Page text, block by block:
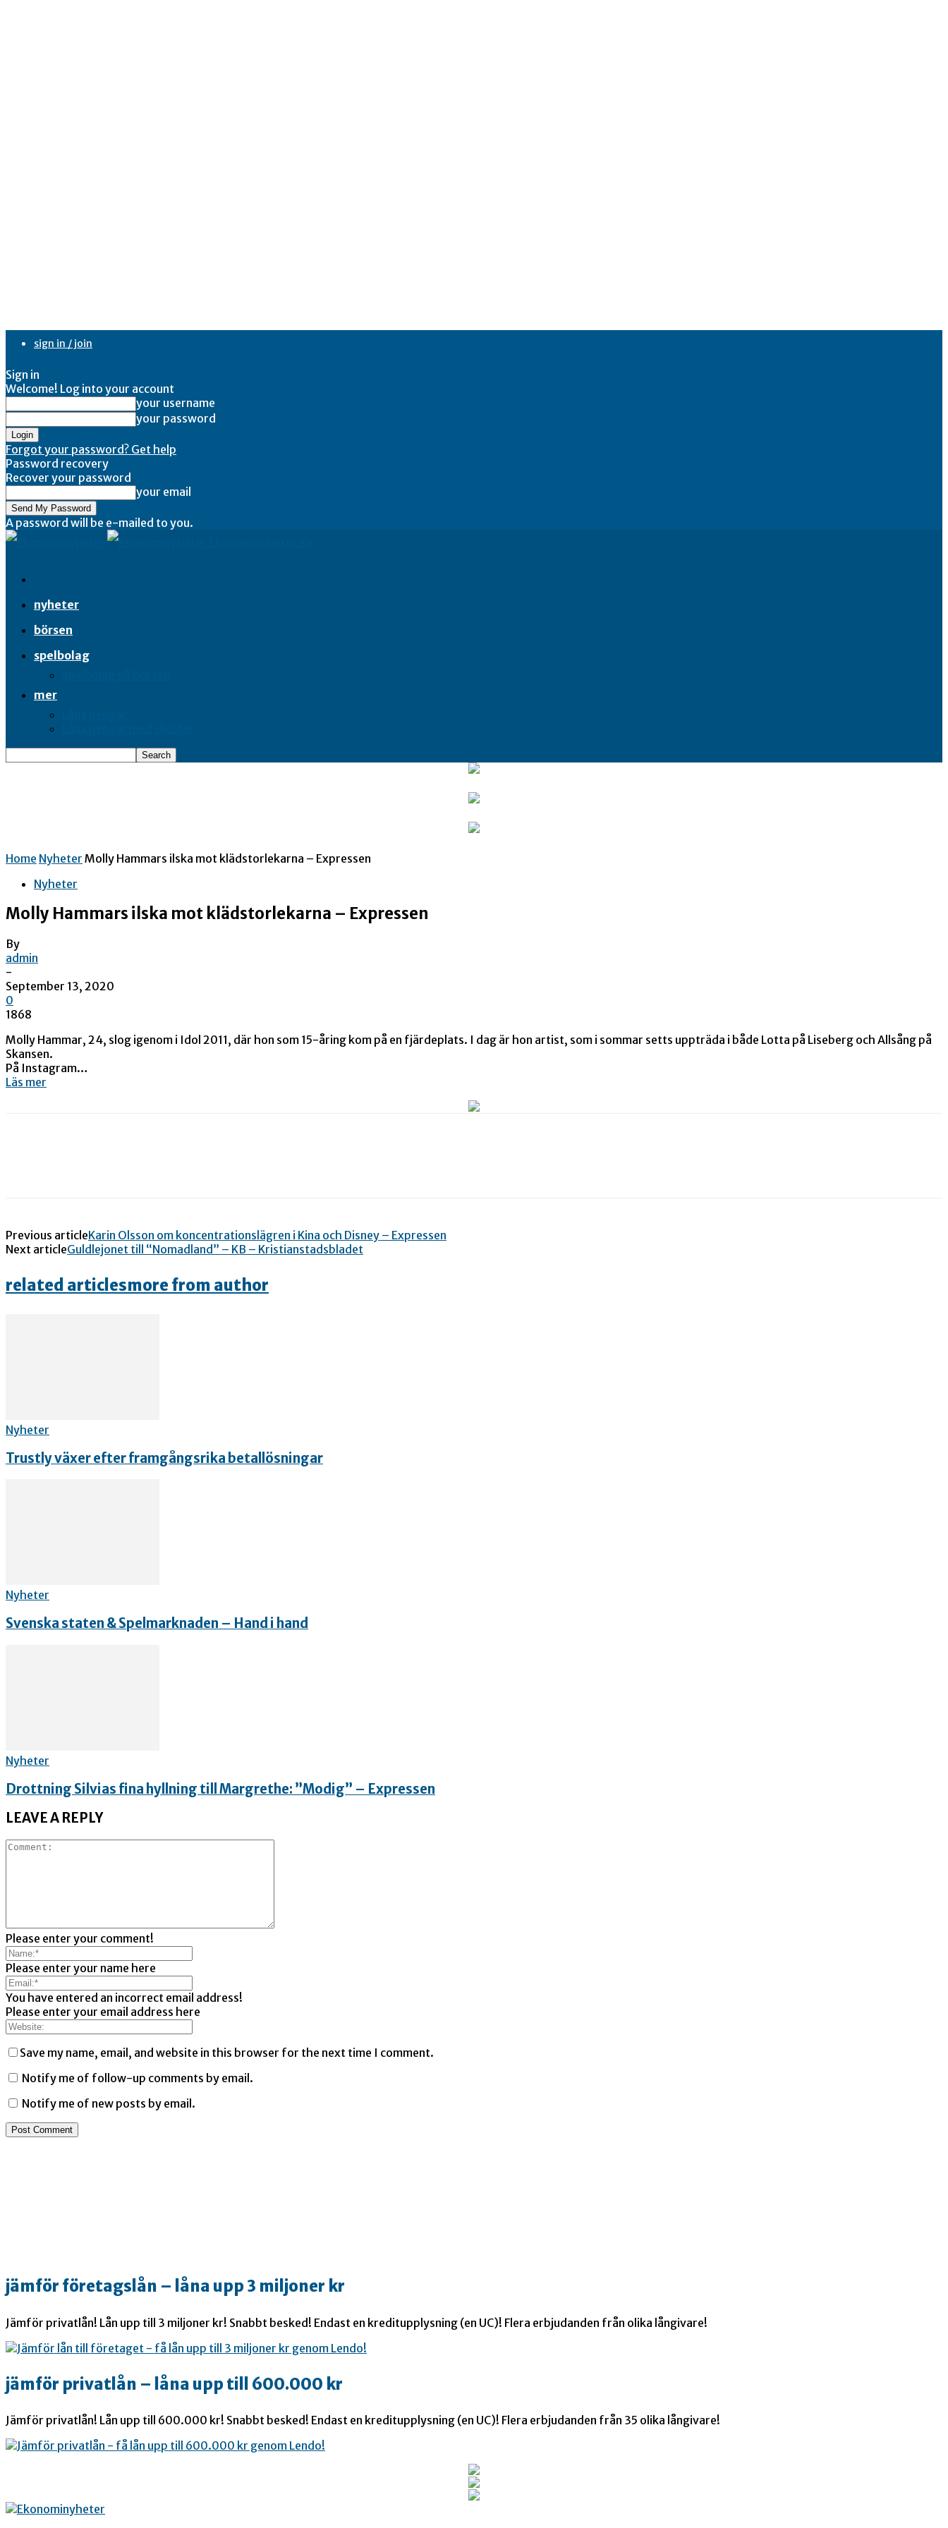
sign in / join
Sign in
Welcome! Log into your account
your username
your password
Forgot your password? Get help
Password recovery
Recover your password
your email
A password will be e-mailed to you.
nyheter
börsen
spelbolag
mer
Home Nyheter Molly Hammars ilska mot klädstorlekarna – Expressen
Nyheter
Molly Hammars ilska mot klädstorlekarna – Expressen
By
admin
-
September 13, 2020
0
1868
Molly Hammar, 24, slog igenom i Idol 2011, där hon som 15-åring kom på en fjärdeplats. I dag är hon artist, som i sommar setts uppträda i både Lotta på Liseberg och Allsång på
Skansen.
På Instagram…
Läs mer
Previous articleKarin Olsson om koncentrationslägren i Kina och Disney – Expressen
Next articleGuldlejonet till “Nomadland” – KB – Kristianstadsbladet
related articlesmore from author
Nyheter
Trustly växer efter framgångsrika betallösningar
Nyheter
Svenska staten & Spelmarknaden – Hand i hand
Nyheter
Drottning Silvias fina hyllning till Margrethe: ”Modig” – Expressen
LEAVE A REPLY
Please enter your comment!
Please enter your name here
You have entered an incorrect email address!
Please enter your email address here
Save my name, email, and website in this browser for the next time I comment.
Notify me of follow-up comments by email.
Notify me of new posts by email.
jämför företagslån – låna upp 3 miljoner kr
Jämför privatlån! Lån upp till 3 miljoner kr! Snabbt besked! Endast en kreditupplysning (en UC)! Flera erbjudanden från olika långivare!
jämför privatlån – låna upp till 600.000 kr
Jämför privatlån! Lån upp till 600.000 kr! Snabbt besked! Endast en kreditupplysning (en UC)! Flera erbjudanden från 35 olika långivare!